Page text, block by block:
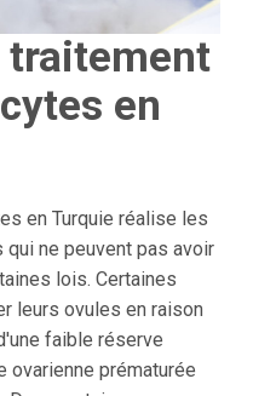
traitement
en
en Turquie réalise les
ne peuvent pas avoir
lois. Certaines
leurs ovules en raison
faible réserve
ovarienne prématurée